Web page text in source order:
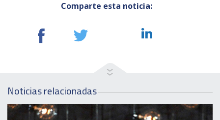
Comparte esta noticia:
Noticias relacionadas